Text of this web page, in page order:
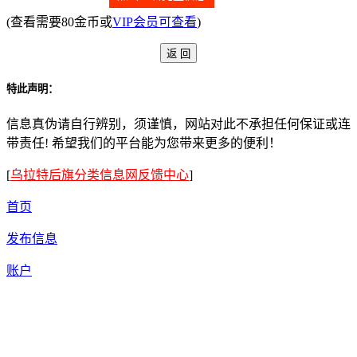
(查看需要80金币或VIP会员可查看)
特此声明：
信息真伪请自行辨别，须谨慎，网站对此不承担任何保证或连
带责任! 希望我们的平台能为您带来更多的便利！
[乌拉特后旗分类信息网反馈中心]
首页
发布信息
账户